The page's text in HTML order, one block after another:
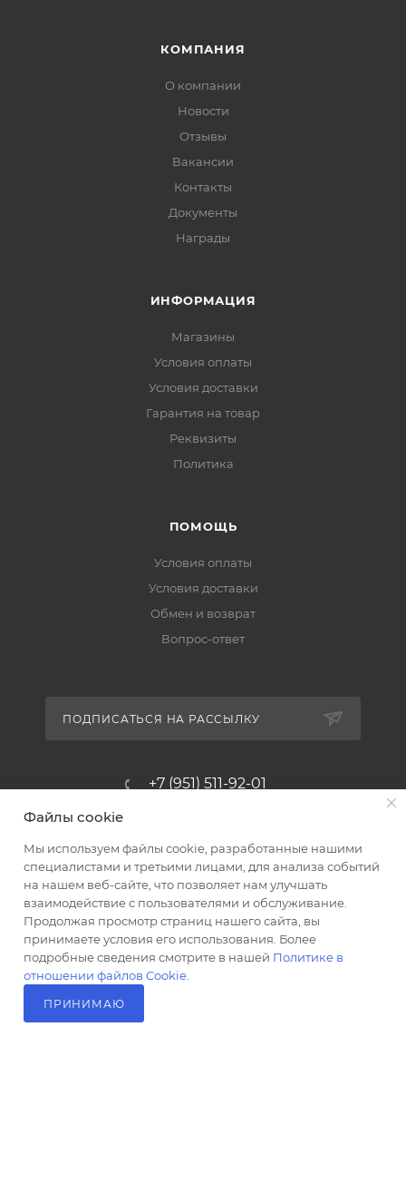
КОМПАНИЯ
О компании
Новости
Отзывы
Вакансии
Контакты
Документы
Награды
ИНФОРМАЦИЯ
Магазины
Условия оплаты
Условия доставки
Гарантия на товар
Реквизиты
Политика
ПОМОЩЬ
Условия оплаты
Условия доставки
Обмен и возврат
Вопрос-ответ
ПОДПИСАТЬСЯ НА РАССЫЛКУ
+7 (951) 511-92-01
Магазин-склад ТЦ "Альтус"
Ростовская обл, Аксайский р-н,
пос. Янтарный, Малое Зеленое
Кольцо, 3, ТЦ "Альтус" 1 этаж
Показать на карте
Файлы cookie
Мы используем файлы cookie, разработанные нашими
специалистами и третьими лицами, для анализа событий
на нашем веб-сайте, что позволяет нам улучшать
взаимодействие с пользователями и обслуживание.
Продолжая просмотр страниц нашего сайта, вы
принимаете условия его использования. Более
подробные сведения смотрите в нашей Политике в
отношении файлов Cookie
ПРИНИМАЮ